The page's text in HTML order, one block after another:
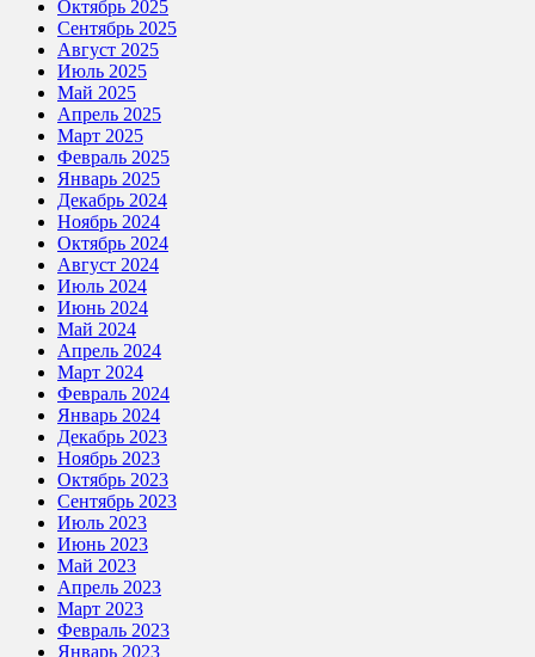
Октябрь 2025
Сентябрь 2025
Август 2025
Июль 2025
Май 2025
Апрель 2025
Март 2025
Февраль 2025
Январь 2025
Декабрь 2024
Ноябрь 2024
Октябрь 2024
Август 2024
Июль 2024
Июнь 2024
Май 2024
Апрель 2024
Март 2024
Февраль 2024
Январь 2024
Декабрь 2023
Ноябрь 2023
Октябрь 2023
Сентябрь 2023
Июль 2023
Июнь 2023
Май 2023
Апрель 2023
Март 2023
Февраль 2023
Январь 2023